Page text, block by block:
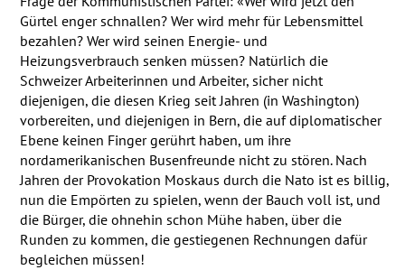
Gürtel enger schnallen? Wer wird mehr für Lebensmittel
bezahlen? Wer wird seinen Energie- und
Heizungsverbrauch senken müssen? Natürlich die
Schweizer Arbeiterinnen und Arbeiter, sicher nicht
diejenigen, die diesen Krieg seit Jahren (in Washington)
vorbereiten, und diejenigen in Bern, die auf diplomatischer
Ebene keinen Finger gerührt haben, um ihre
nordamerikanischen Busenfreunde nicht zu stören. Nach
Jahren der Provokation Moskaus durch die Nato ist es billig,
nun die Empörten zu spielen, wenn der Bauch voll ist, und
die Bürger, die ohnehin schon Mühe haben, über die
Runden zu kommen, die gestiegenen Rechnungen dafür
begleichen müssen!